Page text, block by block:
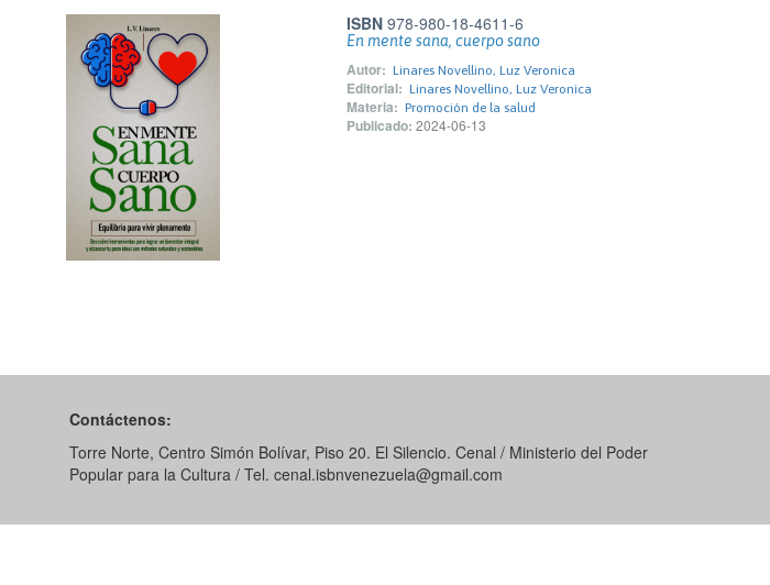
ISBN 978-980-18-4611-6
En mente sana, cuerpo sano
Autor: Linares Novellino, Luz Veronica
Editorial: Linares Novellino, Luz Veronica
Materia: Promoción de la salud
Publicado: 2024-06-13
Contáctenos:
Torre Norte, Centro Simón Bolívar, Piso 20. El Silencio. Cenal / Ministerio del Poder
Popular para la Cultura / Tel. cenal.isbnvenezuela@gmail.com